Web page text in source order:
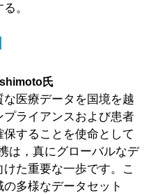
。
氏
医療データを国境を越
ライアンスおよび患者
することを使命として
は，真にグローバルなデ
た重要な一歩です。こ
多様なデータセット